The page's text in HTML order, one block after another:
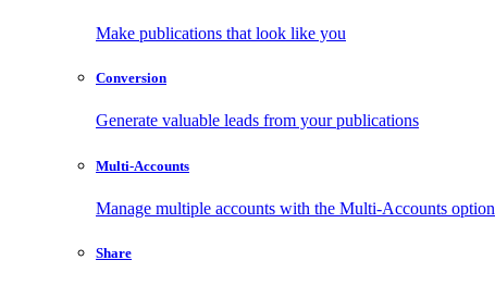
Make publications that look like you
Conversion
Generate valuable leads from your publications
Multi-Accounts
Manage multiple accounts with the Multi-Accounts option
Share